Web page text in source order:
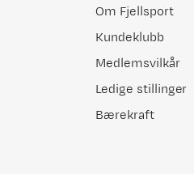
Om Fjellsport
Kundeklubb
Medlemsvilkår
Ledige stillinger
Bærekraft